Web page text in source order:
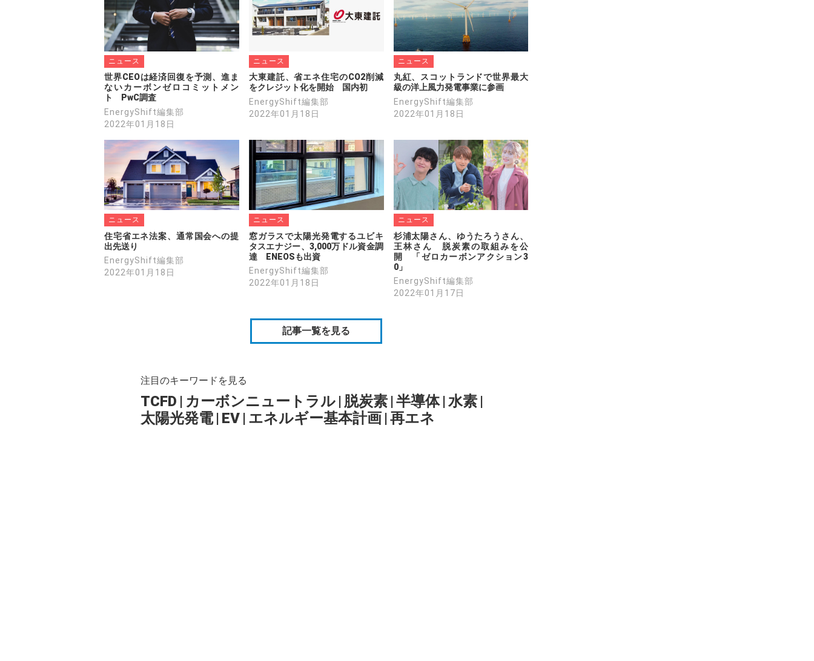
ニュース
世界CEOは経済回復を予測、進ま
ないカーボンゼロコミットメン
ト　PwC調査
EnergyShift編集部
2022年01月18日
ニュース
大東建託、省エネ住宅のCO2削減
をクレジット化を開始　国内初
EnergyShift編集部
2022年01月18日
ニュース
丸紅、スコットランドで世界最大
級の洋上風力発電事業に参画
EnergyShift編集部
2022年01月18日
ニュース
住宅省エネ法案、通常国会への提
出先送り
EnergyShift編集部
2022年01月18日
ニュース
窓ガラスで太陽光発電するユビキ
タスエナジー、3,000万ドル資金調
達　ENEOSも出資
EnergyShift編集部
2022年01月18日
ニュース
杉浦太陽さん、ゆうたろうさん、
王林さん　脱炭素の取組みを公
開　「ゼロカーボンアクション3
0」
EnergyShift編集部
2022年01月17日
記事一覧を見る
注目のキーワードを見る
TCFD | カーボンニュートラル | 脱炭素 |半導体 |水素 |
太陽光発電 | EV | エネルギー基本計画 |再エネ